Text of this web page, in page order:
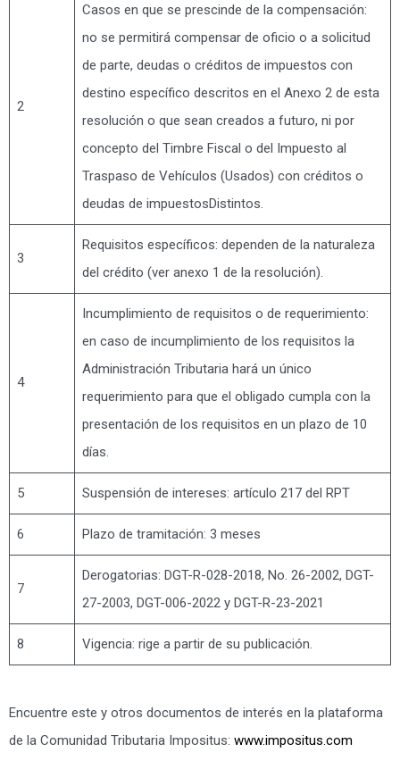
2
Casos en que se prescinde de la compensación:
no se permitirá compensar de oficio o a solicitud
de parte, deudas o créditos de impuestos con
destino específico descritos en el Anexo 2 de esta
resolución o que sean creados a futuro, ni por
concepto del Timbre Fiscal o del Impuesto al
Traspaso de Vehículos (Usados) con créditos o
deudas de impuestosDistintos.
3
Requisitos específicos: dependen de la naturaleza
del crédito (ver anexo 1 de la resolución).
4
Incumplimiento de requisitos o de requerimiento:
en caso de incumplimiento de los requisitos la
Administración Tributaria hará un único
requerimiento para que el obligado cumpla con la
presentación de los requisitos en un plazo de 10
días.
5 Suspensión de intereses: artículo 217 del RPT
6 Plazo de tramitación: 3 meses
7
Derogatorias: DGT-R-028-2018, No. 26-2002, DGT-
27-2003, DGT-006-2022 y DGT-R-23-2021
8 Vigencia: rige a partir de su publicación.
Encuentre este y otros documentos de interés en la plataforma
de la Comunidad Tributaria Impositus: www.impositus.com